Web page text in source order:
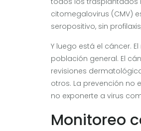
citomegalovirus (CMV)
seropositivo, sin
Y luego está el cáncer.
población general. El
revisiones
otros. La prevención no
no exponerte a virus
Monitoreo